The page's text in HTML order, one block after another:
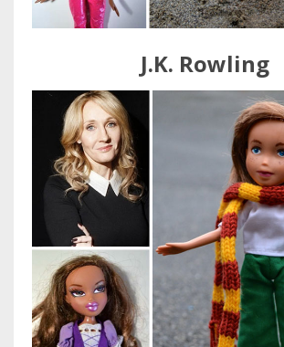
J.K. Rowling